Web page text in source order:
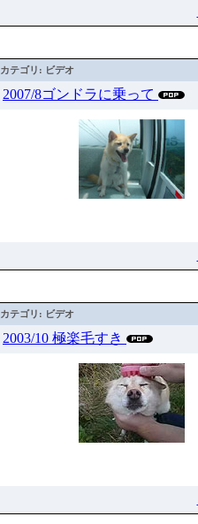
カテゴリ: ビデオ
2007/8ゴンドラに乗って
カテゴリ: ビデオ
2003/10 極楽毛すき